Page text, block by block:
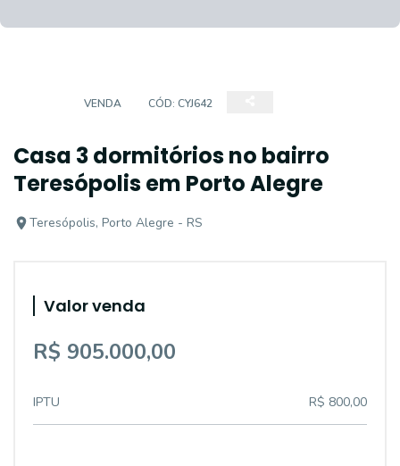
VENDA CÓD: CYJ642
Casa 3 dormitórios no bairro
Teresópolis em Porto Alegre
Teresópolis, Porto Alegre - RS
Valor venda
R$ 905.000,00
IPTU R$ 800,00